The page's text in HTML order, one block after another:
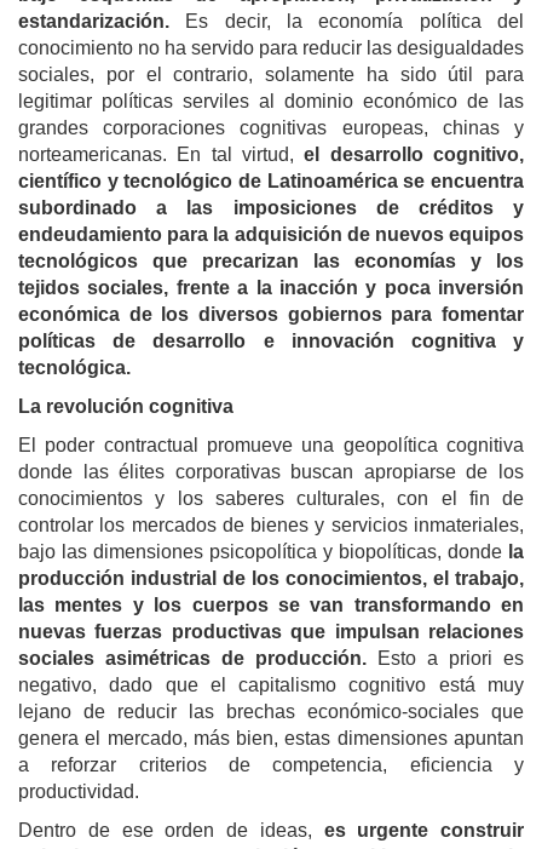
estandarización. Es decir, l a economía política del
conocimiento no ha servido para reducir las desigualdades
sociales, por el contrario, solamente ha sido útil para
legitimar políticas serviles al dominio económico de las
grandes corporaciones cognitivas europeas, chinas y
norteamericanas. En tal virtud,el desarrollo cognitivo,
científico y tecnológico de Latinoamérica se encuentra
subordinado a las imposiciones de créditos y
endeudamiento para la adquisición de nuevos equipos
tecnológicos que precarizan las economías y los
tejidos sociales, frente a
la inacción y poca inversión
económica de
los diversos gobiernos para fomentar
políticas de desarrollo e innovación cognitiva y
tecnológica.
La revolución cognitiva
El poder contractual promueve una geopolítica cognitiva
donde las élites corporativas buscan apropiarse de los
conocimientos y los saberes culturales, con el fin de
controlar los mercados de bienes y servicios inmateriales,
bajo las dimensiones psicopolítica y biopolíticas, donde la
producción industrial de los conocimientos, el trabajo,
las mentes y los cuerpos se van transformando en
nuevas fuerzas productivas que impulsan relaciones
sociales asimétricas de producción. Esto a priori es
negativo, dado que el capitalismo cognitivo está muy
lejano de reducir las brechas económico-sociales que
genera el mercado, más bien, estas dimensiones apuntan
a reforzar criterios de competencia, eficiencia y
productividad.
Dentro de ese orden de ideas, es urgente construir